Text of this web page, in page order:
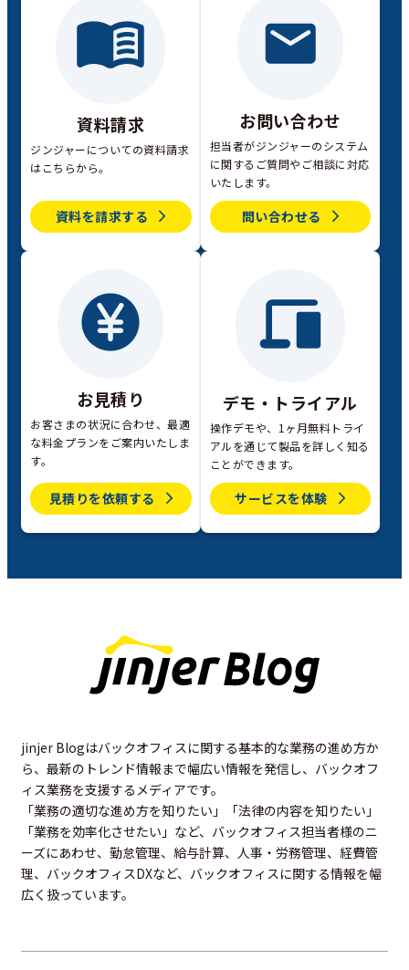
資料請求
ジンジャーについての資料請求
はこちらから。
資料を請求する
お問い合わせ
担当者がジンジャーのシステム
に関するご質問やご相談に対応
いたします。
問い合わせる
お見積り
お客さまの状況に合わせ、最適
な料金プランをご案内いたしま
す。
見積りを依頼する
デモ・トライアル
操作デモや、1ヶ月無料トライ
アルを通じて製品を詳しく知る
ことができます。
サービスを体験
jinjer Blogはバックオフィスに関する基本的な業務の進め方か
ら、最新のトレンド情報まで幅広い情報を発信し、バックオフ
ィス業務を支援するメディアです。
「業務の適切な進め方を知りたい」「法律の内容を知りたい」
「業務を効率化させたい」など、バックオフィス担当者様のニ
ーズにあわせ、勤怠管理、給与計算、人事・労務管理、経費管
理、バックオフィスDXなど、バックオフィスに関する情報を幅
広く扱っています。